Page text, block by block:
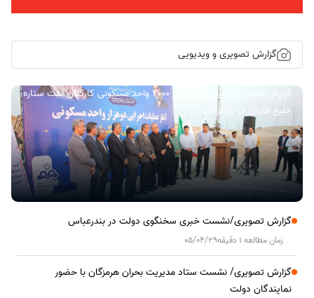
گزارش تصویری و ویدیویی
گزارش تصویری/ آیین کلنگ زنی ۲۰۰۰ واحد مسکونی کارکنان نفت ستاره
خلیج فارس در هرمزگان
گزارش تصویری/نشست خبری سخنگوی دولت در بندرعباس
زمان مطالعه 1 دقیقه 05/04/29
گزارش تصویری/ نشست ستاد مدیریت بحران هرمزگان با حضور
نمایندگان دولت